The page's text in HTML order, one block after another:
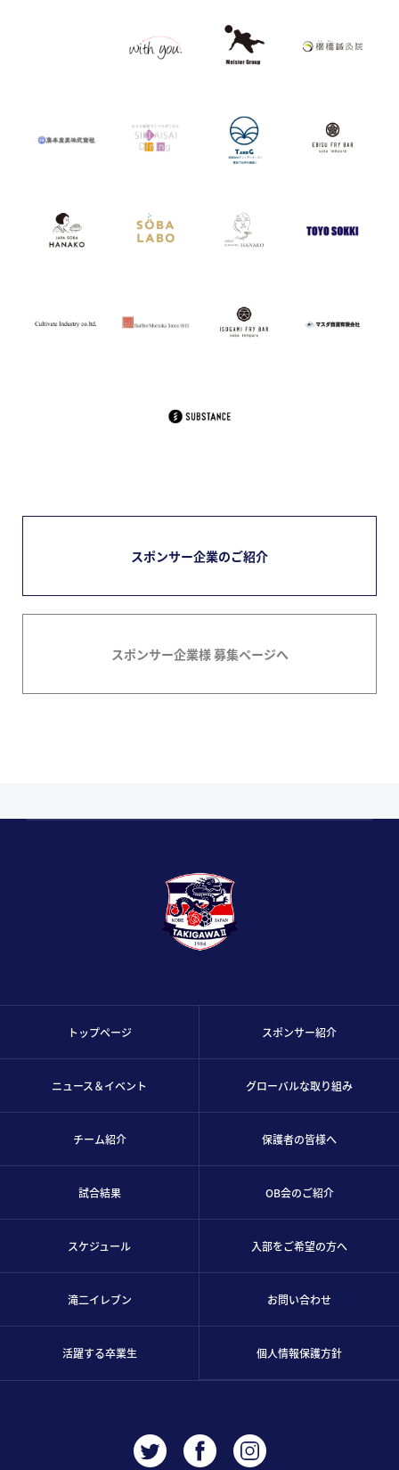
スポンサー企業のご紹介
スポンサー企業様 募集ページへ
トップページ
ニュース＆イベント
チーム紹介
試合結果
スケジュール
滝二イレブン
活躍する卒業生
スポンサー紹介
グローバルな取り組み
保護者の皆様へ
OB会のご紹介
入部をご希望の方へ
お問い合わせ
個人情報保護方針